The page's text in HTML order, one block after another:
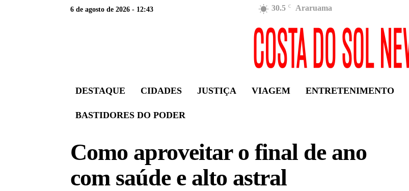
6 de agosto de 2026 - 12:43 30.5 C Araruama
DESTAQUE CIDADES JUSTIÇA VIAGEM ENTRETENIMENTO
BASTIDORES DO PODER
Como aproveitar o final de ano
com saúde e alto astral